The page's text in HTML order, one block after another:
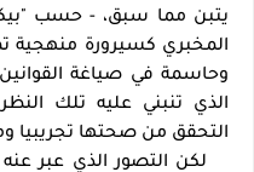
يتبن مما سبق، - حسب
المخبري كسيرورة منهجية
وحاسمة في صياغة
الذي تنبني عليه تلك
التحقق من صحتها تجريبيا
لكن التصور الذي عبر